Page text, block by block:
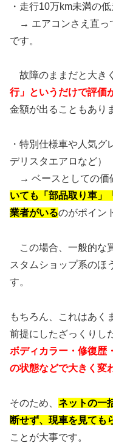
・走行10万km未満の
→ エアコンさえ直っ
です。
故障のままだと大き
行」というだけで評価
金額が出ることもあり
・特別仕様車や人気
デリスタエアロなど）
→ ベースとしての価
いても「部品取り車」
業者がいるのがポイン
この場合、一般的な
スタムショップ系のほ
す。
もちろん、これはあく
前提にしたざっくりし
ボディカラー・修復歴
の状態などで大きく変
そのため、 ネットの一
断せず、現車を見ても
ことが大事です。